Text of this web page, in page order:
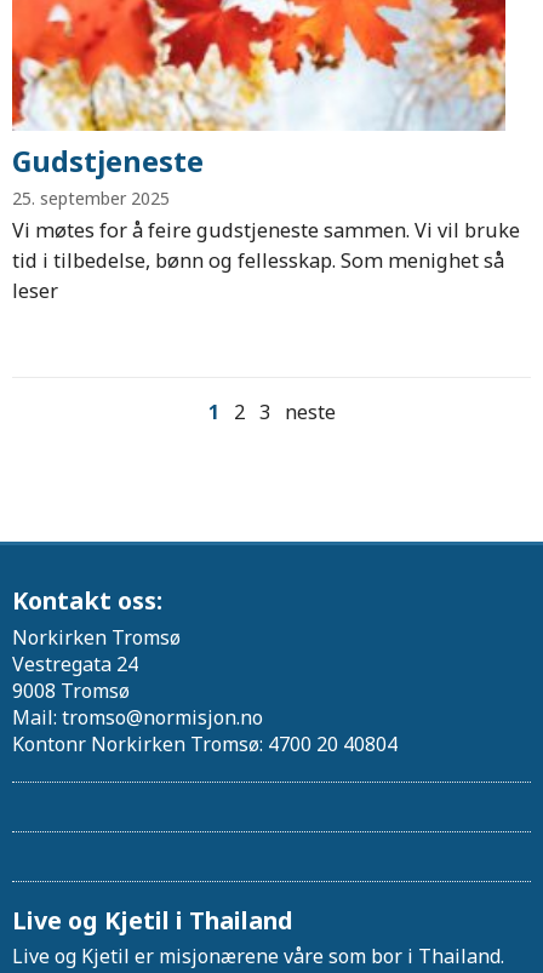
Gudstjeneste
25. september 2025
Vi møtes for å feire gudstjeneste sammen. Vi vil bruke
tid i tilbedelse, bønn og fellesskap. Som menighet så
leser
1 2 3 neste
Kontakt oss:
Norkirken Tromsø
Vestregata 24
9008 Tromsø
Mail: tromso@normisjon.no
Kontonr Norkirken Tromsø: 4700 20 40804
Live og Kjetil i Thailand
Live og Kjetil er misjonærene våre som bor i Thailand.